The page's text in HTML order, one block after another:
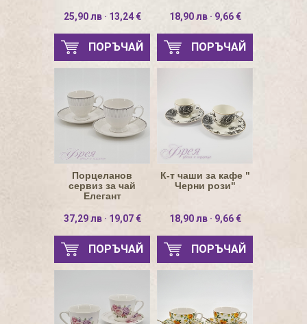
25,90 лв · 13,24 €
ПОРЪЧАЙ
18,90 лв · 9,66 €
ПОРЪЧАЙ
Порцеланов
сервиз за чай
Елегант
37,29 лв · 19,07 €
ПОРЪЧАЙ
К-т чаши за кафе "
Черни рози"
18,90 лв · 9,66 €
ПОРЪЧАЙ